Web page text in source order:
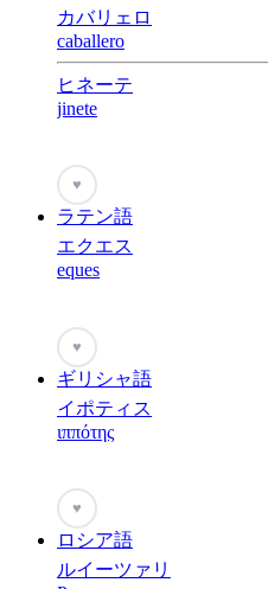
カバリェロ
caballero
ヒネーテ
jinete
♥
ラテン語
エクエス
eques
♥
ギリシャ語
イポティス
ιππότης
♥
ロシア語
ルイーツァリ